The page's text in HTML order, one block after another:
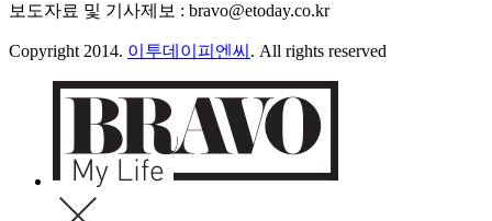
보도자료 및 기사제보 : bravo@etoday.co.kr
Copyright 2014. 이투데이피엔씨 . All rights reserved